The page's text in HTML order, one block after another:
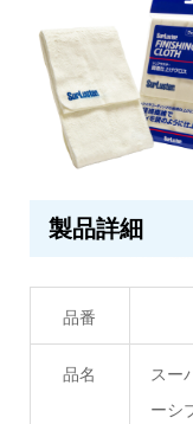
製品詳細
品番
品名
スー
ーシ